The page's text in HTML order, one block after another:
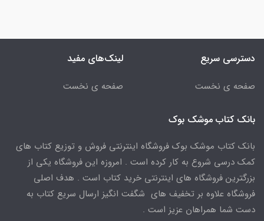
دسترسی سریع
صفحه ی نخست
لینک‌های مفید
صفحه ی نخست
بانک کتاب موشک بوک
بانک کتاب موشک بوک فروشگاه اینترنتی فروش و توزیع کتاب های
کمک درسی شروع به کار کرده است . امروزه این فروشگاه یکی از
بزرگترین فروشگاه های اینترنتی خرید کتاب است . هدف اصلی
فروشگاه علاوه بر تخفیف های شگفت انگیز ارسال سریع کتاب به
دست شما همراهان عزیز است .